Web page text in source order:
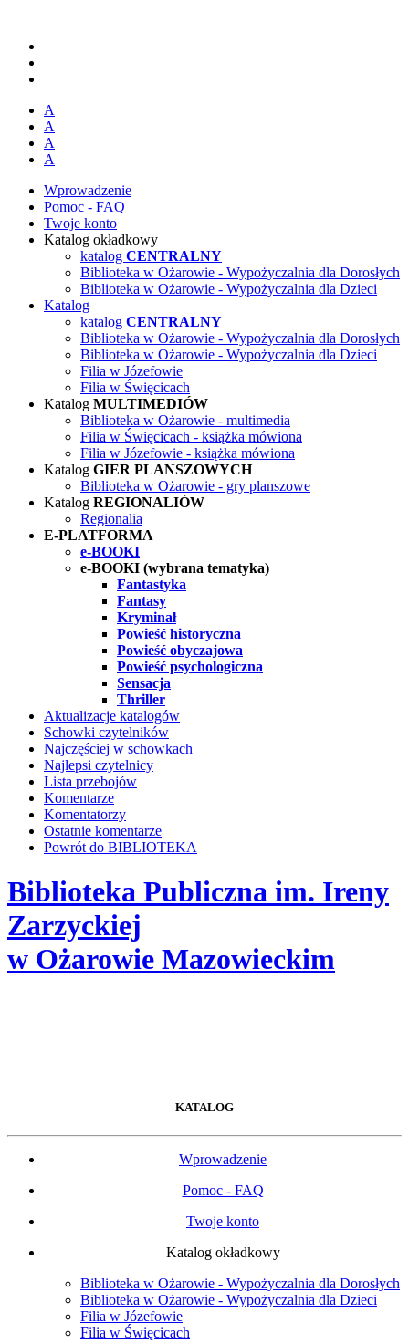
A
A
A
A
Wprowadzenie
Pomoc - FAQ
Twoje konto
Katalog okładkowy
katalog CENTRALNY
Biblioteka w Ożarowie - Wypożyczalnia dla Dorosłych
Biblioteka w Ożarowie - Wypożyczalnia dla Dzieci
Katalog
katalog CENTRALNY
Biblioteka w Ożarowie - Wypożyczalnia dla Dorosłych
Biblioteka w Ożarowie - Wypożyczalnia dla Dzieci
Filia w Józefowie
Filia w Święcicach
Katalog MULTIMEDIÓW
Biblioteka w Ożarowie - multimedia
Filia w Święcicach - książka mówiona
Filia w Józefowie - książka mówiona
Katalog GIER PLANSZOWYCH
Biblioteka w Ożarowie - gry planszowe
Katalog REGIONALIÓW
Regionalia
E-PLATFORMA
e-BOOKI
e-BOOKI (wybrana tematyka)
Fantastyka
Fantasy
Kryminał
Powieść historyczna
Powieść obyczajowa
Powieść psychologiczna
Sensacja
Thriller
Aktualizacje katalogów
Schowki czytelników
Najczęściej w schowkach
Najlepsi czytelnicy
Lista przebojów
Komentarze
Komentatorzy
Ostatnie komentarze
Powrót do BIBLIOTEKA
Biblioteka Publiczna im. Ireny
Zarzyckiej
w Ożarowie Mazowieckim
KATALOG
Wprowadzenie
Pomoc - FAQ
Twoje konto
Katalog okładkowy
Biblioteka w Ożarowie - Wypożyczalnia dla Dorosłych
Biblioteka w Ożarowie - Wypożyczalnia dla Dzieci
Filia w Józefowie
Filia w Święcicach